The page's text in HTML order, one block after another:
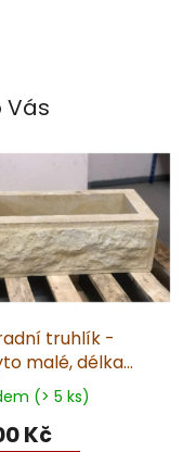
truhlík -
malé, délka
šířka 30cm, 46kg,
(> 5 ks)
Kč